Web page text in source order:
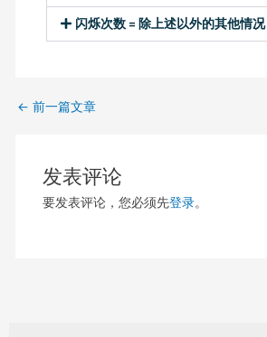
闪烁次数 = 除上述以外的其他情况
← 前一篇文章
发表评论
要发表评论，您必须先登录。